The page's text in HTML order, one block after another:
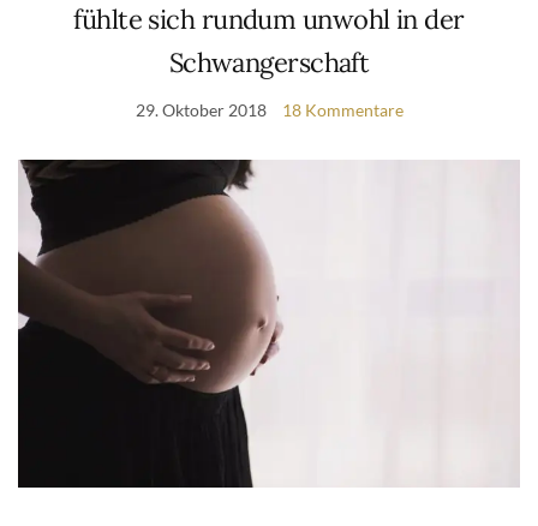
fühlte sich rundum unwohl in der
Schwangerschaft
29. Oktober 2018 18 Kommentare